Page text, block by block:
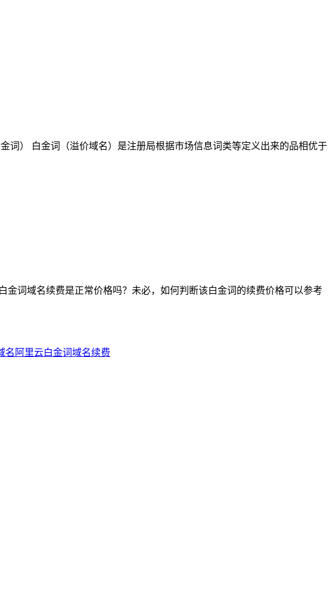
词） 白金词（溢价域名）是注册局根据市场信息词类等定义出来的品相优于
词域名续费是正常价格吗？未必，如何判断该白金词的续费价格可以参考
名 阿里云白金词域名续费